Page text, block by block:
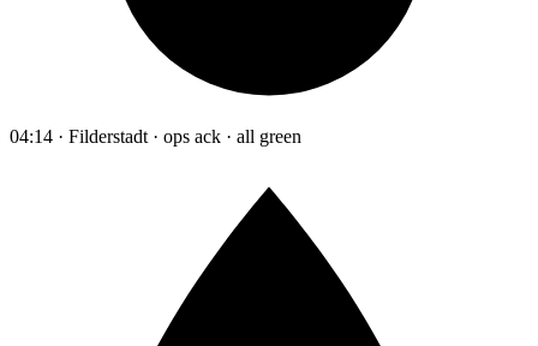
04:14 · Filderstadt · ops ack · all green